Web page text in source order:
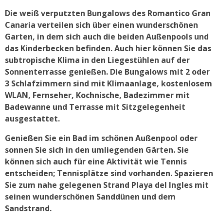
Die weiß verputzten Bungalows des Romantico Gran
Canaria verteilen sich über einen wunderschönen
Garten, in dem sich auch die beiden Außenpools und
das Kinderbecken befinden. Auch hier können Sie das
subtropische Klima in den Liegestühlen auf der
Sonnenterrasse genießen. Die Bungalows mit 2 oder
3 Schlafzimmern sind mit Klimaanlage, kostenlosem
WLAN, Fernseher, Kochnische, Badezimmer mit
Badewanne und Terrasse mit Sitzgelegenheit
ausgestattet.
Genießen Sie ein Bad im schönen Außenpool oder
sonnen Sie sich in den umliegenden Gärten. Sie
können sich auch für eine Aktivität wie Tennis
entscheiden; Tennisplätze sind vorhanden. Spazieren
Sie zum nahe gelegenen Strand Playa del Ingles mit
seinen wunderschönen Sanddünen und dem
Sandstrand.